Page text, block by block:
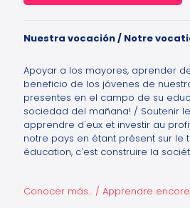
Nuestra vocación / Notre
Apoyar a los mayores, aprender
beneficio de los jóvenes de
presentes en el campo de su
sociedad del mañana! / Soutenir
apprendre d'eux et investir au
notre pays en étant présent sur le
éducation, c'est construire la
Conocer más... / Apprendre encore